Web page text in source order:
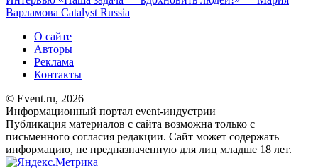
Варламова Catalyst Russia
О сайте
Авторы
Реклама
Контакты
© Event.ru, 2026
Информационный портал event-индустрии
Публикация материалов с сайта возможна только с
письменного согласия редакции. Сайт может содержать
информацию, не предназначенную для лиц младше 18 лет.